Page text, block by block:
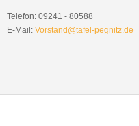
Telefon: 09241 - 80588
E-Mail: Vorstand@tafel-pegnitz.de